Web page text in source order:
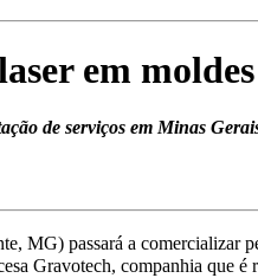
em
de serviços em Minas
MG) passará a comercializar
Gravotech, companhia que é